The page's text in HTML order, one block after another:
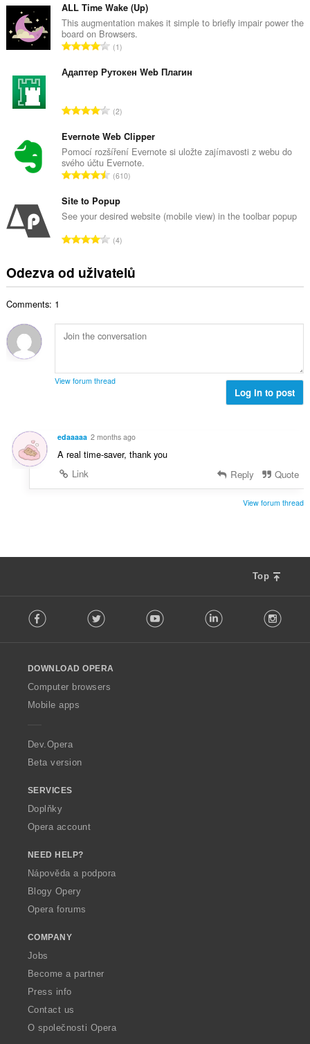
l
k
o
v
p
č
e
t
h
o
d
o
c
n
:
ALL Time Wake (Up)
This augmentation makes it simple to briefly impair power the
board on Browsers.
C
l
v
p
o
č
e
t
h
d
o
c
í
:
1
Адаптер Рутокен Web Плагин
C
l
k
o
v
p
o
č
e
h
o
o
n
í
2
Evernote Web Clipper
Pomocí rozšíření Evernote si uložte zajímavosti z webu do
svého účtu Evernote.
C
l
k
v
p
o
t
h
n
n
í
610
Site to Popup
See your desired website (mobile view) in the toolbar popup
C
l
k
ý
p
e
d
o
e
4
Odezva od uživatelů
Comments: 1
View forum thread
Log in to post
edaaaaa 2 months ago
A real time-saver, thank you
Link
Reply Quote
View forum thread
Top
o
w
O
p
a
Facebook Twitter Youtube LinkedIn
DOWNLOAD OPERA
Computer browsers
Mobile apps
Dev.Opera
Beta version
SERVICES
Doplňky
Opera account
NEED HELP?
Nápověda a podpora
Blogy Opery
Opera forums
COMPANY
Jobs
Become a partner
Press info
Contact us
O společnosti Opera